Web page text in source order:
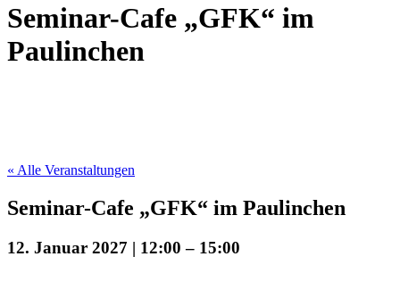
Seminar-Cafe „GFK“ im
Paulinchen
« Alle Veranstaltungen
Seminar-Cafe „GFK“ im Paulinchen
12. Januar 2027 | 12:00 – 15:00